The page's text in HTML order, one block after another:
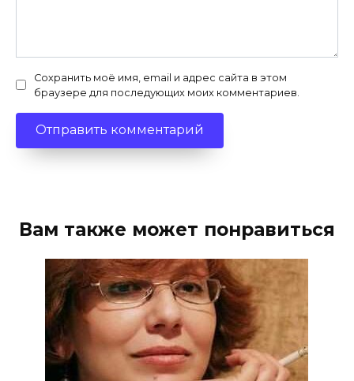
Сохранить моё имя, email и адрес сайта в этом
браузере для последующих моих комментариев.
Вам также может понравиться